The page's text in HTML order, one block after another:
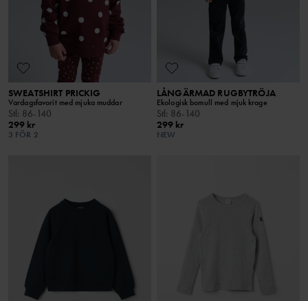
SWEATSHIRT PRICKIG
Vardagsfavorit med mjuka muddar
Stl : 86-140
299 kr
3 FÖR 2
LÅNGÄRMAD RUGBYTRÖJA
Ekologisk bomull med mjuk krage
Stl : 86-140
299 kr
NEW